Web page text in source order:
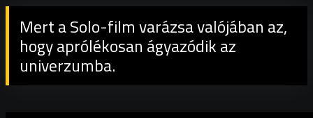
Mert a Solo-film varázsa valójában az,
hogy aprólékosan ágyazódik az
univerzumba.